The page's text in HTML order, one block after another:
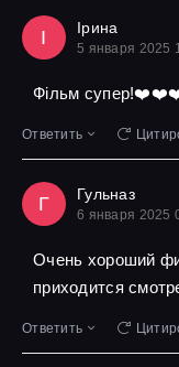
І Ірина
5 января 2025
Фільм
Ответить
Г Гульназ
6 января 2025
Очень хороший
приходится
Ответить